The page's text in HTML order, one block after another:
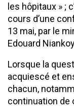
les hôpitaux » ;
cours d’une
13 mai, par le
Edouard
Lorsque la
acquiescé et
chacun,
continuation de